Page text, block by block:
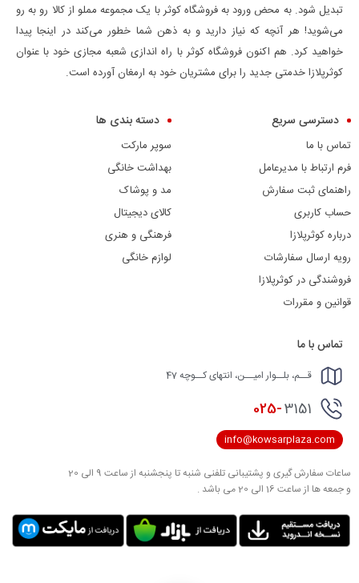
تبدیل شود. به محض ورود به فروشگاه کوثر با یک مجموعه مملو از کالا رو به رو
می‌شوید! هر آنچه که نیاز دارید و به ذهن شما خطور می‌کند در اینجا پیدا
خواهید کرد. هم اکنون فروشگاه کوثر با راه اندازی شعبه مجازی خود با عنوان
کوثرپلازا خدمتی جدید را برای مشتریان خود به ارمغان آورده است.
دسترسی سریع
تماس با ما
فرم ارتباط با مدیرعامل
راهنمای ثبت سفارش
حساب کاربری
درباره کوثرپلازا
رویه ارسال سفارشات
فروشندگی در کوثرپلازا
قوانین و مقررات
دسته بندی ها
سوپر مارکت
بهداشت خانگی
مد و پوشاک
کالای دیجیتال
فرهنگی و هنری
لوازم خانگی
تماس با ما
قــم، بلــوار امیــن، انتهای کــوچه 47
025-3151
info@kowsarplaza.com
ساعات سفارش گیری و پشتیبانی تلفنی شنبه تا پنجشنبه از ساعت 9 الی 20
و جمعه ها از ساعت 16 الی 20 می باشد .